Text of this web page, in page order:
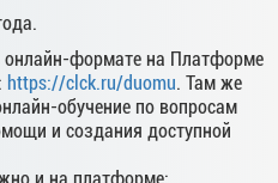
онлайн-формате на Платформе
https://clck.ru/duomu. Там же
обучение по вопросам
и создания доступной